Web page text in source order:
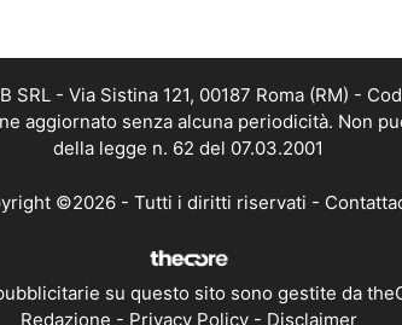
SRL - Via Sistina 121, 00187 Roma (RM) -
aggiornato senza alcuna periodicità. Non
della legge n. 62 del 07.03.2001
©2026 - Tutti i diritti riservati -
su questo sito sono gestite da
Redazione - Privacy Policy- Disclaimer